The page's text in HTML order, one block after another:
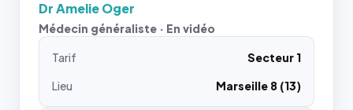
Dr Amelie Oger
Médecin généraliste · En vidéo
Tarif
Secteur 1
Lieu
Marseille 8 (13)